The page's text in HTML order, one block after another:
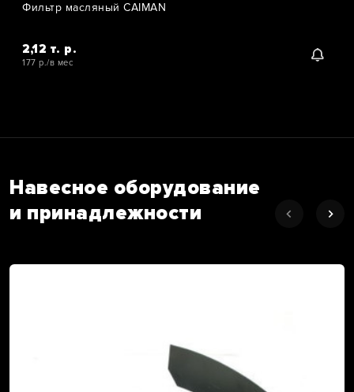
Фильтр масляный CAIMAN
2,12 т. р.
177 р./в мес
Навесное оборудование
и принадлежности